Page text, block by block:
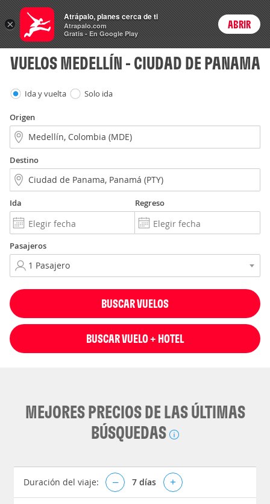
Vuelos Login
VUELOS MEDELLÍN - CIUDAD DE PANAMA
Ida y vuelta Solo ida
Origen
Destino
Ida Regreso
Pasajeros
BUSCAR VUELOS
BUSCAR VUELO + HOTEL
MEJORES PRECIOS DE LAS ÚLTIMAS
BÚSQUEDAS
Duración del viaje: – 7 días +
×
Atrápalo, planes cerca de ti
Atrapalo.com
Gratis - En Google Play
ABRIR